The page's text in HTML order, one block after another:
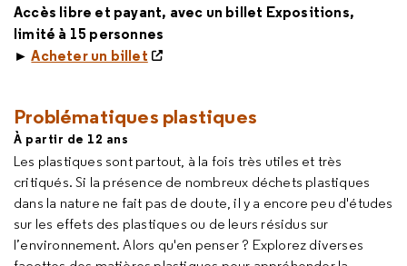
Accès libre et payant, avec un billet Expositions,
limité à 15 personnes
►Acheter un billet
Problématiques plastiques
À partir de 12 ans
Les plastiques sont partout, à la fois très utiles et très
critiqués. Si la présence de nombreux déchets plastiques
dans la nature ne fait pas de doute, il y a encore peu d'études
sur les effets des plastiques ou de leurs résidus sur
l’environnement. Alors qu'en penser ? Explorez diverses